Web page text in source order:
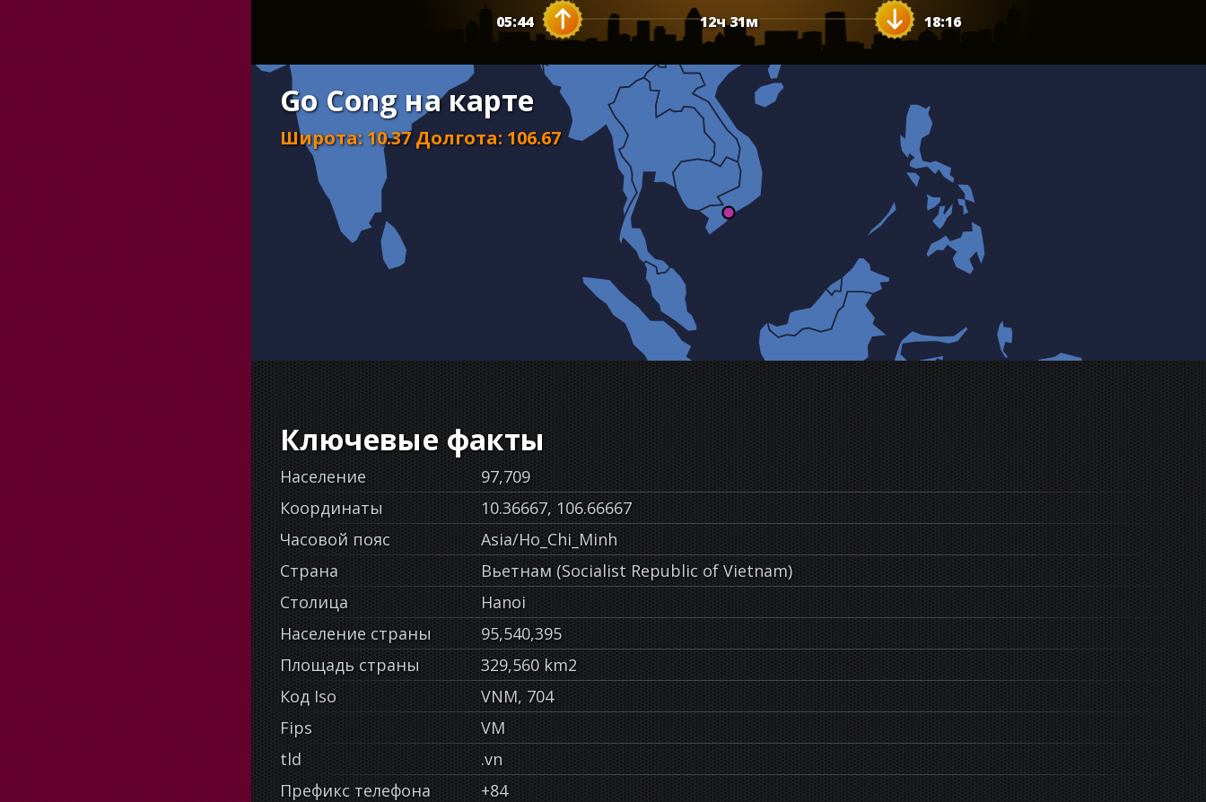
05:44 18:16
12ч31м
Go Cong на карте
Широта:10.37 Долгота: 106.67
Ключевые факты
Население
97,709
Координаты
10.36667, 106.66667
Часовой пояс
Asia/Ho_Chi_Minh
Страна
Вьетнам (Socialist Republic of Vietnam)
Столица
Hanoi
Население страны
95,540,395
Площадь страны
329,560 km2
Код Iso
VNM, 704
Fips
VM
tld
.vn
Префикс телефона
+84